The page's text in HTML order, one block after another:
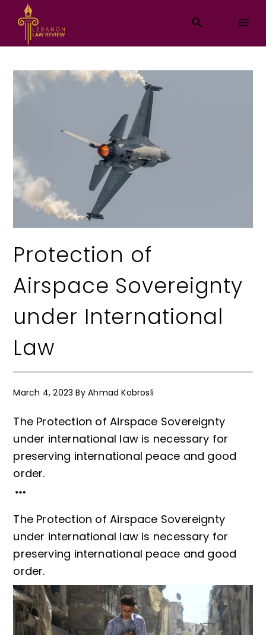
Protection of
Airspace Sovereignty
under International
Law
March 4, 2023 ByAhmad Kobrosli
The Protection of Airspace Sovereignty
under international law is necessary for
preserving international peace and good
order.
The Protection of Airspace Sovereignty
under international law is necessary for
preserving international peace and good
order.